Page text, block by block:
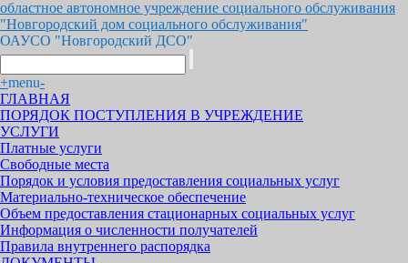
областное автономное учреждение социального обслуживания
"Новгородский дом социального обслуживания"
ОАУСО "Новгородский ДСО"
+menu-
ГЛАВНАЯ
ПОРЯДОК ПОСТУПЛЕНИЯ В УЧРЕЖДЕНИЕ
УСЛУГИ
Платные услуги
Свободные места
Порядок и условия предоставления социальных услуг
Материально-техническое обеспечение
Объем предоставления стационарных социальных услуг
Информация о численности получателей
Правила внутреннего распорядка